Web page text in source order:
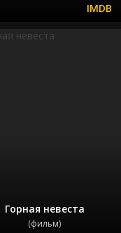
Горная невеста
(фильм)